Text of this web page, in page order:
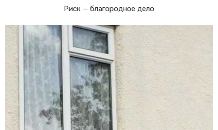
Риск — благородное дело